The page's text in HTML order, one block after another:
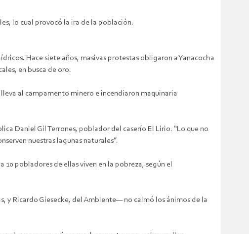
lo cual provocó la ira de la población.
Hace siete años, masivas protestas obligaron a Yanacocha
en busca de oro.
al campamento minero e incendiaron maquinaria
Daniel Gil Terrones, poblador del caserío El Lirio. “Lo que no
nuestras lagunas naturales”.
pobladores de ellas viven en la pobreza, según el
y Ricardo Giesecke, del Ambiente— no calmó los ánimos de la